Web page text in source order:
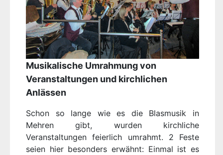
Musikalische Umrahmung von
Veranstaltungen und kirchlichen
Anlässen
Schon so lange wie es die Blasmusik in
Mehren gibt, wurden kirchliche
Veranstaltungen feierlich umrahmt. 2 Feste
seien hier besonders erwähnt: Einmal ist es